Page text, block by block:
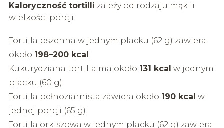
Kaloryczność tortilli zależy od rodzaju mąki i
wielkości porcji.
Tortilla pszenna w jednym placku (62 g) zawiera
około 198–200 kcal.
Kukurydziana tortilla ma około 131 kcal w jednym
placku (60 g).
Tortilla pełnoziarnista zawiera około 190 kcal w
jednej porcji (65 g).
Tortilla orkiszowa w jednym placku (62 g) zawiera